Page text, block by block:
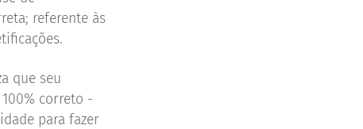
referente às
que seu
correto -
para fazer